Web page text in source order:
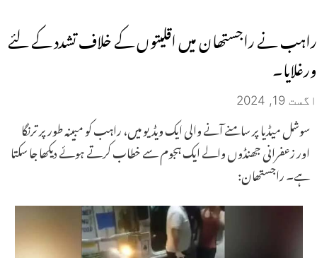
راہب نے راجستھان میں اقلیتوں کے خلاف تشدد کے لئے
ورغلایا۔
اگست 19, 2024
سوشل میڈیا پر سامنے آنے والی ایک ویڈیو میں، راہب کو مبینہ طور پر ترنگا
اور زعفرانی جھنڈوں والے ایک ہجوم سے خطاب کرتے ہوئے دیکھا جا سکتا
ہے۔ راجستھان: